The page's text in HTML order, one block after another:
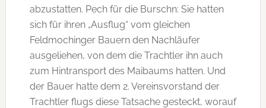
abzustatten. Pech für die Burschn: Sie hatten
sich für ihren „Ausflug“ vom gleichen
Feldmochinger Bauern den Nachläufer
ausgeliehen, von dem die Trachtler ihn auch
zum Hintransport des Maibaums hatten. Und
der Bauer hatte dem 2. Vereinsvorstand der
Trachtler flugs diese Tatsache gesteckt, worauf